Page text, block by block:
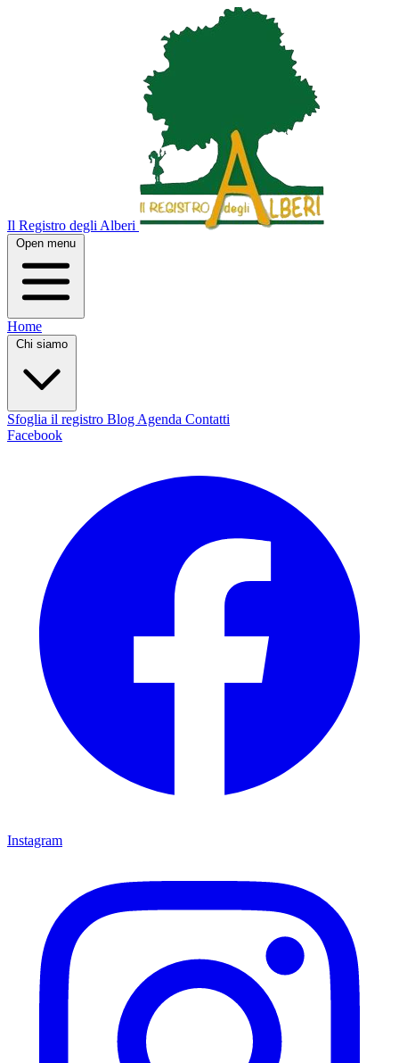
Il Registro degli Alberi
Open menu
Home
Chi siamo
Sfoglia il registro Blog Agenda Contatti
Facebook
Instagram